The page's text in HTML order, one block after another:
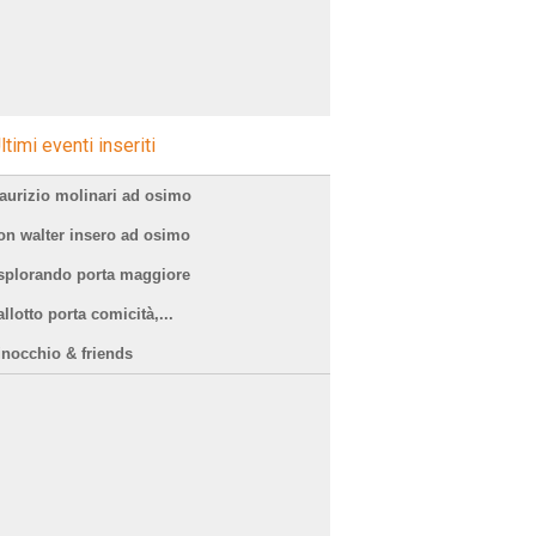
eventi inseriti
molinari ad osimo
walter insero ad osimo
porta maggiore
porta comicità,...
& friends